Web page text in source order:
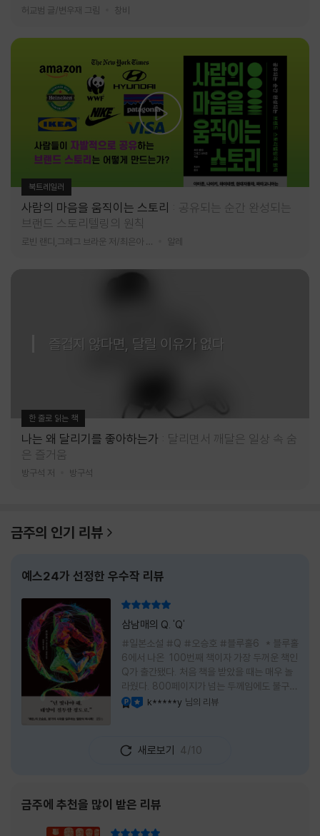
허교범 글/변우재 그림 창비
북트레일러
사람의 마음을 움직이는 스토리
공유되는 순간 완성되는
브랜드 스토리텔링의 원칙
알레
즐겁지 않다면, 달릴 이유가 없다
한 줄로 읽는 책
나는 왜 달리기를 좋아하는가
달리면서 깨달은 일상 속 숨
은 즐거움
방구석 저 방구석
금주의 인기 리뷰
예스24가 선정한 우수작 리뷰
삼남매의 Q. 'Q'
#일본소설 #Q #오승호 #블루홀6 * 블루홀
6에서 나온 100번째 책이자 가장 두꺼운 책인
Q가 출간됐다. 처음 책을 받았을 때는 매우 놀
라웠다. 800페이지가 넘는 두께임에도 불구하
고 생각보다 책이 가벼웠다. 여기에 측면을 영
제목이 Q란다. 처음 제목을 봤을 때 나는 질문
을 의미하는 Question을 떠올렸다. 하지만 이
려는 걸까, 아니면 같이 논의를 하자는 걸까 고
개를 갸웃거리며 책을 펴들었다. * 틈만 나면
경적을 울리고 욕을 입에 달고 사는 선배와 일
k*****y 님의 리뷰
새로보기 4/10
금주에 추천을 많이 받은 리뷰